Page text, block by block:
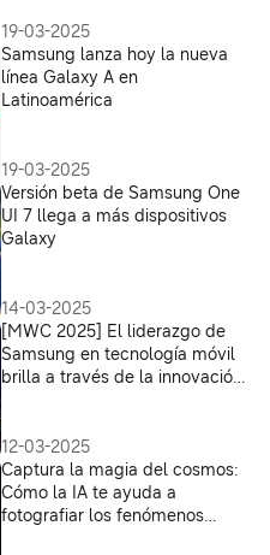
19-03-2025
Samsung lanza hoy la nueva
línea Galaxy A en
Latinoamérica
19-03-2025
Versión beta de Samsung One
UI 7 llega a más dispositivos
Galaxy
14-03-2025
[MWC 2025] El liderazgo de
Samsung en tecnología móvil
brilla a través de la innovación
12-03-2025
Captura la magia del cosmos:
Cómo la IA te ayuda a
fotografiar los fenómenos